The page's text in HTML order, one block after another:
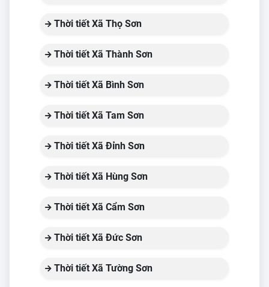
Thời tiết Xã Thọ Sơn
Thời tiết Xã Thành Sơn
Thời tiết Xã Bình Sơn
Thời tiết Xã Tam Sơn
Thời tiết Xã Đỉnh Sơn
Thời tiết Xã Hùng Sơn
Thời tiết Xã Cẩm Sơn
Thời tiết Xã Đức Sơn
Thời tiết Xã Tường Sơn